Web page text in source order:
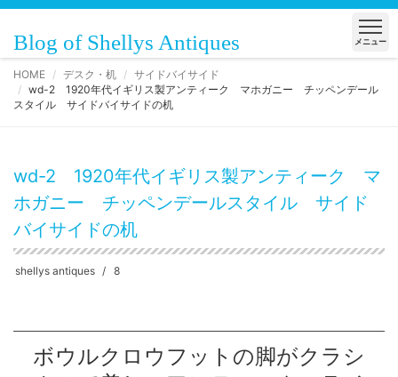
Blog of Shellys Antiques メニュー
HOME デスク・机
サイドバイサイド
wd-2 1920年代イギリス製アンティーク マホガニー チッペンデール
スタイル サイドバイサイドの机
wd-2 1920年代イギリス製アンティーク マ
ホガニー チッペンデールスタイル サイド
バイサイドの机
shellys antiques 8
ボウルクロウフットの脚がクラシ